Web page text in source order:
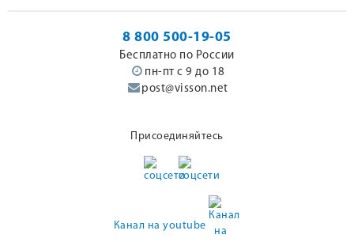
8 800 500-19-05
Бесплатно по России
пн-пт с 9 до 18
post@visson.net
Присоединяйтесь
Канал на youtube